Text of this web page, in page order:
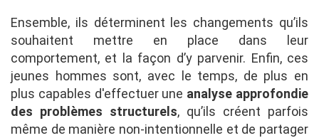
Ensemble, ils déterminent les changements qu’ils
souhaitent mettre en place dans leur
comportement, et la façon d’y parvenir. Enfin, ces
jeunes hommes sont, avec le temps, de plus en
plus capables d'effectuer une analyse approfondie
des problèmes structurels, qu’ils créent parfois
même de manière non-intentionnelle et de partager